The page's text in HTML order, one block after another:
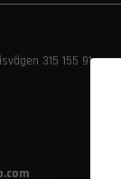
315 155 91